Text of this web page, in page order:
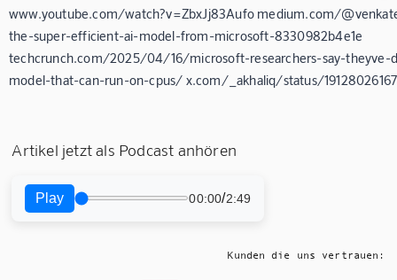
www.youtube.com/watch?v=ZbxJj83Aufo medium.com/
the-super-efficient-ai-model-from-microsoft-8330982b4e1e
techcrunch.com/2025/04/16/microsoft-researchers-say-theyve-
model-that-can-run-on-cpus/ x.com/_akhaliq/status/
Artikel jetzt als Podcast anhören
Play 00:00/2:49
Kunden die uns vertrauen: